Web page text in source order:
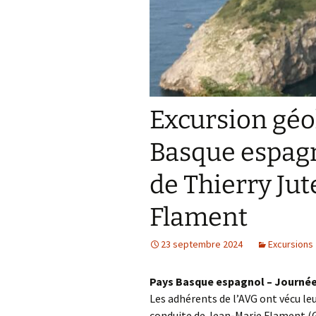
Excursion
Basque
de Thierry
Flament
23 septembre 2024 Excursions
Pays Basque espagnol –
Les adhérents de l’AVG ont vécu